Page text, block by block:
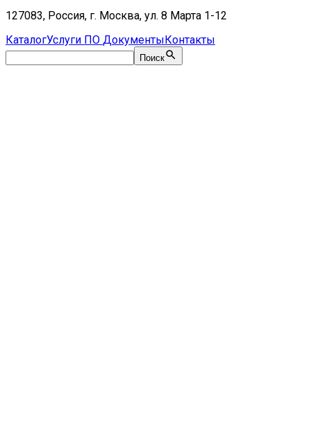
127083, Россия, г. Москва, ул. 8 Марта 1-12
КаталогУслуги ПО Документы Контакты
Поиск